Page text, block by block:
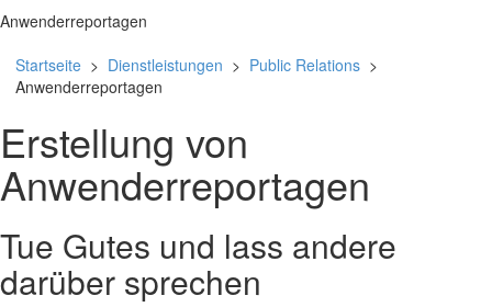
Anwenderreportagen
Startseite > Dienstleistungen > Public Relations >
Anwenderreportagen
Erstellung von
Anwenderreportagen
Tue Gutes und lass andere
darüber sprechen